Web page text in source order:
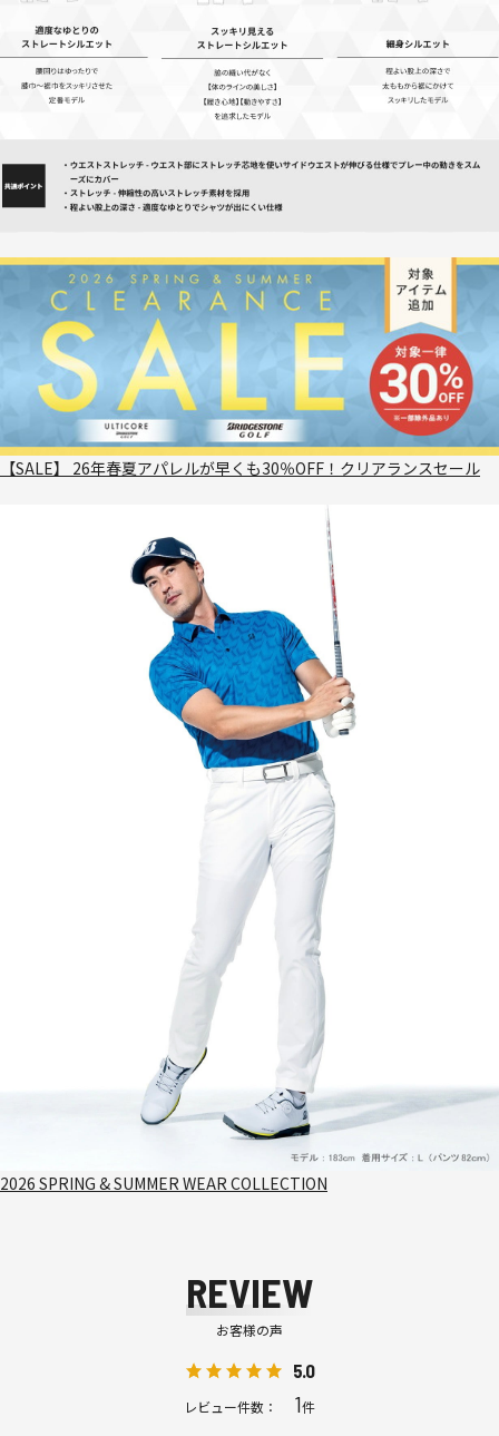
【SALE】 26年春夏アパレルが早くも30％OFF！クリアランスセール
2026 SPRING & SUMMER WEAR COLLECTION
REVIEW
お客様の声
5.0
レビュー件数： 1件